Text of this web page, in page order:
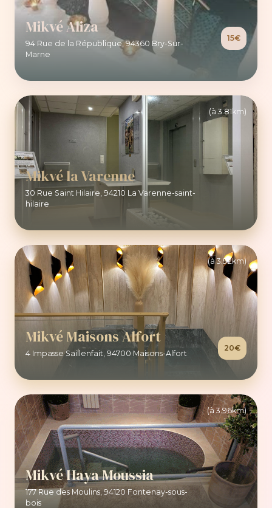
Mikvé Aliza
94 Rue de la République, 94360 Bry-Sur-
Marne
15€
(à 3.81km)
Mikvé la Varenne
30 Rue Saint Hilaire, 94210 La Varenne-saint-
hilaire
(à 3.92km)
Mikvé Maisons Alfort
4 Impasse Saillenfait, 94700 Maisons-Alfort
20€
(à 3.96km)
Mikvé Haya Moussia
177 Rue des Moulins, 94120 Fontenay-sous-
bois